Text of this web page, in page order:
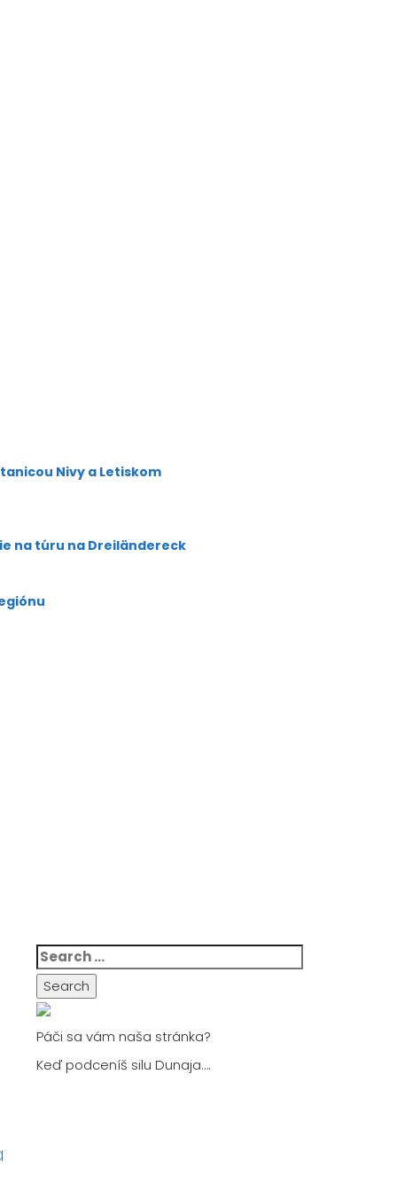
Nivy a Letiskom
na túru na Dreiländereck
Search
for:
Páči sa vám naša stránka?
Keď podceníš silu Dunaja….